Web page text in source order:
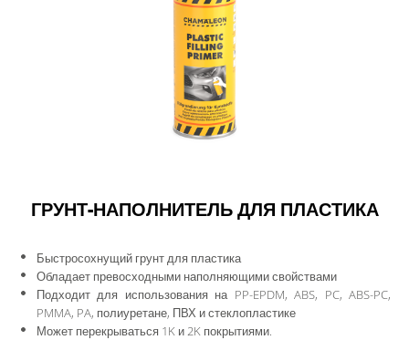
ГРУНТ-НАПОЛНИТЕЛЬ ДЛЯ ПЛАСТИКА
Быстросохнущий грунт для пластика
Обладает превосходными наполняющими свойствами
Подходит для использования на PP-EPDM, ABS, PC, ABS-PC,
PMMA, PA, полиуретане, ПВХ и стеклопластике
Может перекрываться 1K и 2K покрытиями.
АВТОКОСМЕТИКА
РАСХОДНЫЕ МАТЕРИАЛЫ
CHAM.PROTECT
КОНТАКТЫ
ЛИЧНЫЙ КАБИНЕТ